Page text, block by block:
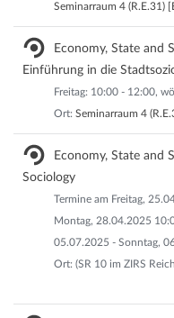
Seminarraum 4 (R.E.31)
Economy, State and
Einführung in die
Freitag: 10:00 - 12:00,
Ort: Seminarraum 4
Economy, State and
Sociology
Termine am Freitag,
Montag, 28.04.2025
05.07.2025 - Sonntag,
Ort: (SR 10 im ZIRS